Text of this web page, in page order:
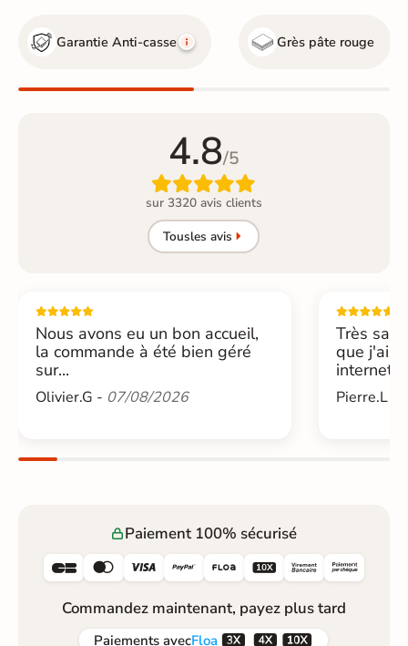
Garantie Anti-casse Grès pâte rouge
4.8/5

sur 3320 avis clients
Tousles avis
Nous avons eu un bon accueil,
la commande à été bien géré
sur...
Olivier.G - 07/08/2026
Très
que j'ai
internet....
Pierre.L -
Paiement 100% sécurisé
     
Commandez maintenant, payez plus tard
Paiements avecFloa